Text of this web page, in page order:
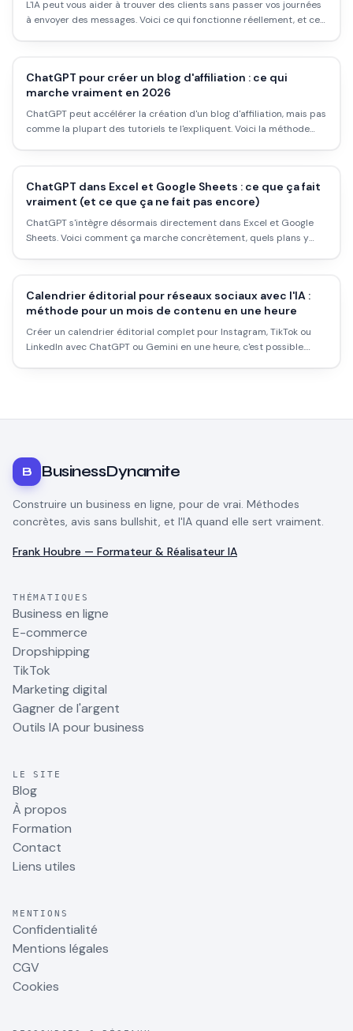
L'IA peut vous aider à trouver des clients sans passer vos journées
à envoyer des messages. Voici ce qui fonctionne réellement, et ce
ChatGPT pour créer un blog d'affiliation : ce qui
marche vraiment en 2026
ChatGPT peut accélérer la création d'un blog d'affiliation, mais pas
comme la plupart des tutoriels te l'expliquent. Voici la méthode
ChatGPT dans Excel et Google Sheets : ce que ça fait
vraiment (et ce que ça ne fait pas encore)
ChatGPT s'intègre désormais directement dans Excel et Google
Sheets. Voici comment ça marche concrètement, quels plans y
Calendrier éditorial pour réseaux sociaux avec l'IA :
méthode pour un mois de contenu en une heure
Créer un calendrier éditorial complet pour Instagram, TikTok ou
LinkedIn avec ChatGPT ou Gemini en une heure, c'est possible.
B BusinessDynamite
Construire un business en ligne, pour de vrai. Méthodes
concrètes, avis sans bullshit, et l'IA quand elle sert vraiment.
Frank Houbre — Formateur & Réalisateur IA
THÉMATIQUES
Business en ligne
E-commerce
Dropshipping
TikTok
Marketing digital
Gagner de l'argent
Outils IA pour business
LE SITE
Blog
À propos
Formation
Contact
Liens utiles
MENTIONS
Confidentialité
Mentions légales
CGV
Cookies